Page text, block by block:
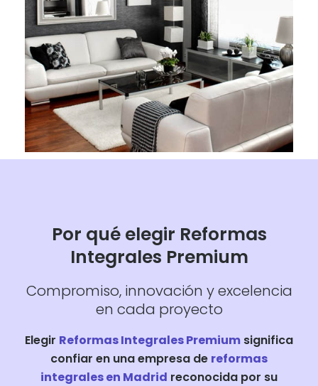
Por qué elegir Reformas
Integrales Premium
Compromiso, innovación y excelencia
en cada proyecto
Elegir Reformas Integrales Premium significa
confiar en una empresa de reformas
integrales en Madrid reconocida por su